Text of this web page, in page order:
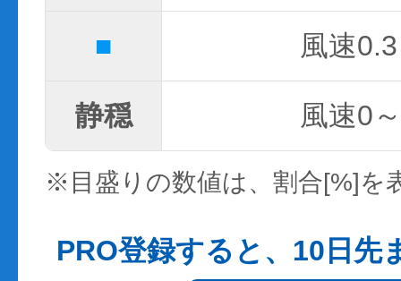
■ 風速
静穏 風速0
※目盛りの数値は、割合[%]を
PRO登録すると、10日先